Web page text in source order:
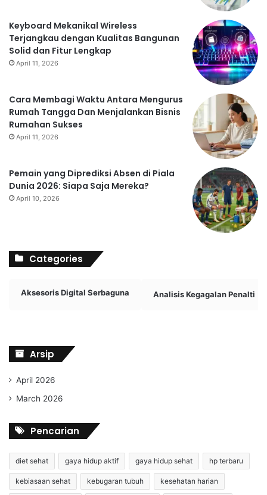
Keyboard Mekanikal Wireless
Terjangkau dengan Kualitas Bangunan
Solid dan Fitur Lengkap
April 11, 2026
Cara Membagi Waktu Antara Mengurus
Rumah Tangga Dan Menjalankan Bisnis
Rumahan Sukses
April 11, 2026
Pemain yang Diprediksi Absen di Piala
Dunia 2026: Siapa Saja Mereka?
April 10, 2026
Categories
Aksesoris Digital Serbaguna Analisis Kegagalan Penalti
Arsip
April 2026
March 2026
Pencarian
diet sehat gaya hidup aktif gaya hidup sehat hp terbaru
kebiasaan sehat kebugaran tubuh kesehatan harian